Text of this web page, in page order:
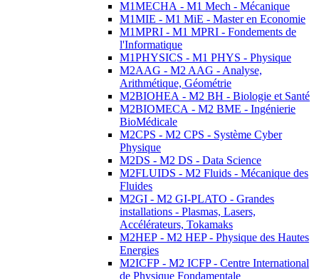
M1MECHA - M1 Mech - Mécanique
M1MIE - M1 MiE - Master en Economie
M1MPRI - M1 MPRI - Fondements de
l'Informatique
M1PHYSICS - M1 PHYS - Physique
M2AAG - M2 AAG - Analyse,
Arithmétique, Géométrie
M2BIOHEA - M2 BH - Biologie et Santé
M2BIOMECA - M2 BME - Ingénierie
BioMédicale
M2CPS - M2 CPS - Système Cyber
Physique
M2DS - M2 DS - Data Science
M2FLUIDS - M2 Fluids - Mécanique des
Fluides
M2GI - M2 GI-PLATO - Grandes
installations - Plasmas, Lasers,
Accélérateurs, Tokamaks
M2HEP - M2 HEP - Physique des Hautes
Energies
M2ICFP - M2 ICFP - Centre International
de Physique Fondamentale